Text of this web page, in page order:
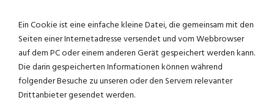
Ein Cookie ist eine einfache kleine Datei, die gemeinsam mit den
Seiten einer Internetadresse versendet und vom Webbrowser
auf dem PC oder einem anderen Gerät gespeichert werden kann.
Die darin gespeicherten Informationen können während
folgender Besuche zu unseren oder den Servern relevanter
Drittanbieter gesendet werden.